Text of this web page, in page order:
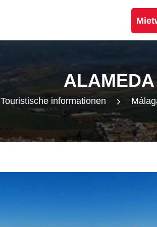
ALAMEDA
Touristische informationen